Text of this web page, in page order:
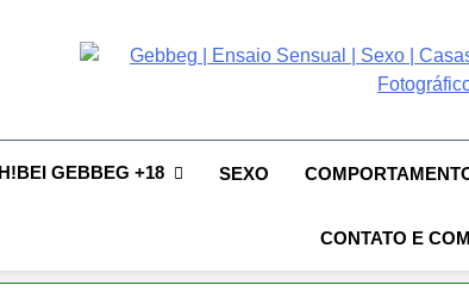
Gebbeg |
Apostas EPeople! Musas
GEBBEG +18 SEXO
CONTATO E